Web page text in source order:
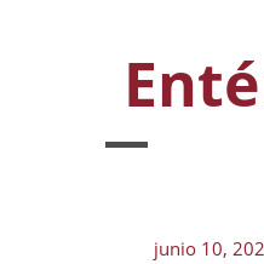
junio 10,